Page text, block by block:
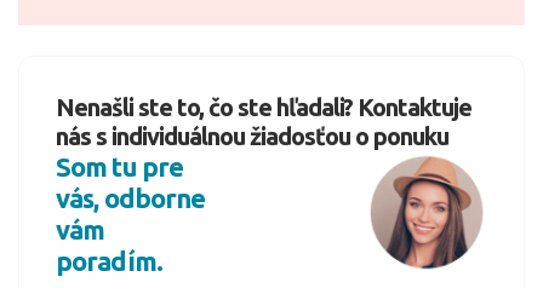
Nenašli ste to, čo ste hľadali? Kontaktuje
nás s individuálnou žiadosťou o ponuku
Som tu pre
vás, odborne
vám
poradím.